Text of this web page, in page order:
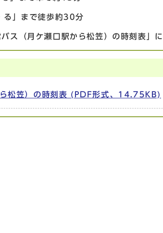
る」まで徒歩約30分
ス（月ケ瀬口駅から松笠）の時刻表」
松笠）の時刻表 (PDF形式、14.75KB)